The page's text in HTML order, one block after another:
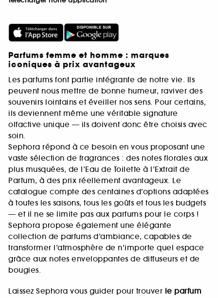
Parfums femme et homme : marques
iconiques à prix avantageux
Les parfums font partie intégrante de notre vie. Ils
peuvent nous mettre de bonne humeur, raviver des
souvenirs lointains et éveiller nos sens. Pour certains,
ils deviennent même une véritable signature
olfactive unique — ils doivent donc être choisis avec
soin.
Sephora répond à ce besoin en vous proposant une
vaste sélection de fragrances : des notes florales aux
plus musquées, de l’Eau de Toilette à l’Extrait de
Parfum, à des prix réellement avantageux. Le
catalogue compte des centaines d’options adaptées
à toutes les saisons, tous les goûts et tous les budgets
— et il ne se limite pas aux parfums pour le corps !
Sephora propose également une élégante
collection de parfums d’ambiance, capables de
transformer l’atmosphère de n’importe quel espace
grâce aux notes enveloppantes de diffuseurs et de
bougies.
Laissez Sephora vous guider pour trouver le parfum